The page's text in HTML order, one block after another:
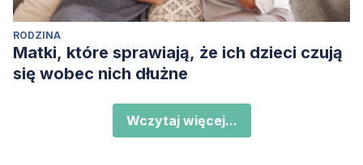
RODZINA
Matki, które sprawiają, że ich dzieci czują
się wobec nich dłużne
Wczytaj więcej...